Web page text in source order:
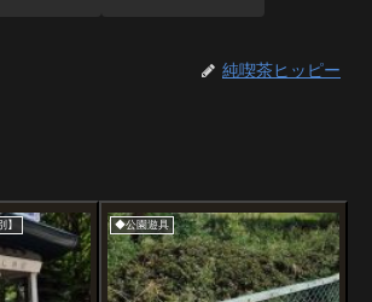
純喫茶ヒッピー
】 ◆公園遊具